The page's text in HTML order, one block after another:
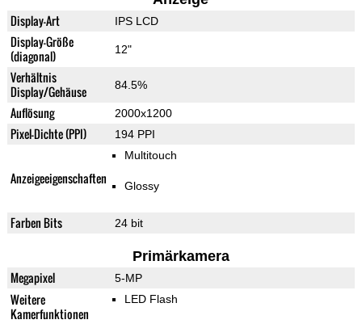
Display-Art IPS LCD
Display-Größe
(diagonal)
12"
Verhältnis
Display/Gehäuse
84.5%
Auflösung 2000x1200
Pixel-Dichte (PPI) 194 PPI
Anzeigeeigenschaften
Multitouch
Glossy
Farben Bits 24 bit
Primärkamera
Megapixel 5-MP
Weitere
Kamerfunktionen
LED Flash